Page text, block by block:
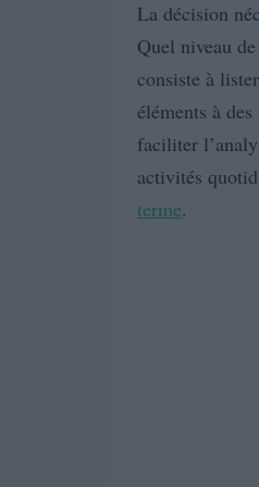
La décision
Quel niveau
consiste à
éléments à
faciliter
activités
terme.